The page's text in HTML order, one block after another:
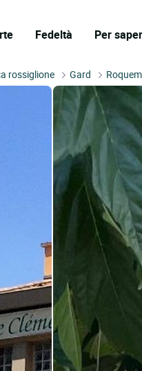
Fedeltà Per
rossiglione Gard